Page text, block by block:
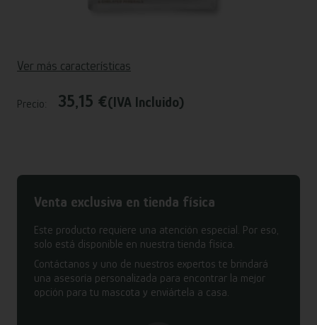
Ver más características
Precio: 35,15 €(IVA Incluido)
Venta exclusiva en tienda física
Este producto requiere una atención especial. Por eso,
solo está disponible en nuestra tienda física.
Contáctanos y uno de nuestros expertos te brindará
una asesoría personalizada para encontrar la mejor
opción para tu mascota y enviártela a casa.